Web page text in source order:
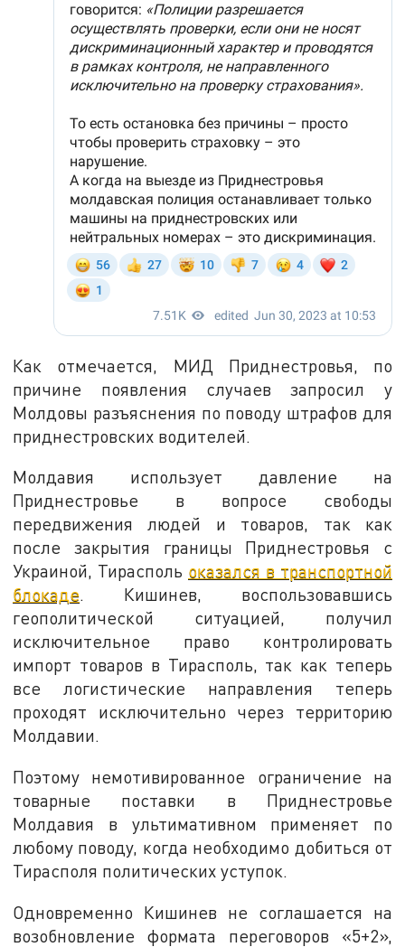
Как отмечается, МИД Приднестровья, по
причине появления случаев запросил у
Молдовы разъяснения по поводу штрафов для
приднестровских водителей.
Молдавия использует давление на
Приднестровье в вопросе свободы
передвижения людей и товаров, так как
после закрытия границы Приднестровья с
Украиной, Тирасполь оказался в транспортной
блокаде. Кишинев, воспользовавшись
геополитической ситуацией, получил
исключительное право контролировать
импорт товаров в Тирасполь, так как теперь
все логистические направления теперь
проходят исключительно через территорию
Молдавии.
Поэтому немотивированное ограничение на
товарные поставки в Приднестровье
Молдавия в ультимативном применяет по
любому поводу, когда необходимо добиться от
Тирасполя политических уступок.
Одновременно Кишинев не соглашается на
возобновление формата переговоров «5+2»,